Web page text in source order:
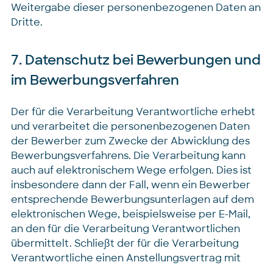
Weitergabe dieser personenbezogenen Daten an
Dritte.
7. Datenschutz bei Bewerbungen und
im Bewerbungsverfahren
Der für die Verarbeitung Verantwortliche erhebt
und verarbeitet die personenbezogenen Daten
der Bewerber zum Zwecke der Abwicklung des
Bewerbungsverfahrens. Die Verarbeitung kann
auch auf elektronischem Wege erfolgen. Dies ist
insbesondere dann der Fall, wenn ein Bewerber
entsprechende Bewerbungsunterlagen auf dem
elektronischen Wege, beispielsweise per E-Mail,
an den für die Verarbeitung Verantwortlichen
übermittelt. Schließt der für die Verarbeitung
Verantwortliche einen Anstellungsvertrag mit